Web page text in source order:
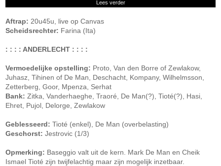
Lees verder
Aftrap: 20u45u, live op Canvas
Scheidsrechter: Farina (Ita)
: : : : ANDERLECHT : : : :
Vermoedelijke opstelling: Proto, Van den Borre of Zewlakow,
Juhasz, Tihinen of De Man, Deschacht, Kompany, Wilhelmsson,
Zetterberg, Goor, Mpenza, Serhat
Bank: Zitka, Vanderhaeghe, Traoré, De Man(?), Tioté(?), Hasi,
Ehret, Pujol, Delorge, Zewlakow
Geblesseerd: Tioté (enkel), De Man (overbelasting)
Geschorst: Jestrovic (1/3)
Opmerking: Baseggio valt uit de kern. Mark De Man en Cheik
Ismael Tioté zijn twijfelachtig maar zijn mogelijk inzetbaar.